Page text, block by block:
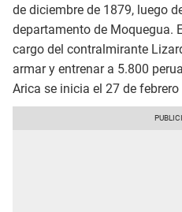
de diciembre de 1879, luego
departamento de Moquegua.
cargo del contralmirante
armar y entrenar a 5.800
Arica se inicia el 27 de febrero